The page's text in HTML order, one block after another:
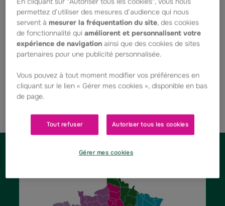
leur territoire.
La Fondation au plus proche des territoires
permettez d’utiliser des mesures d’audience qui nous
servent àmesurer la fréquentation du site, des cookies
de fonctionnalité quiaméliorent et personnalisent votre
expérience de navigation ainsi que des cookies de sites
partenaires pour une publicité personnalisée.
Vous pouvez à tout moment modifier vos préférences en
cliquant sur le lien « Gérer mes cookies », disponible en bas
de page.
Tout refuser Autoriser tous les cookies
Gérer mes cookies